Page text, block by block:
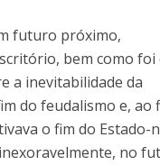
futuro próximo,
bem como foi
a inevitabilidade da
do feudalismo e, ao
o fim do Estado-
no